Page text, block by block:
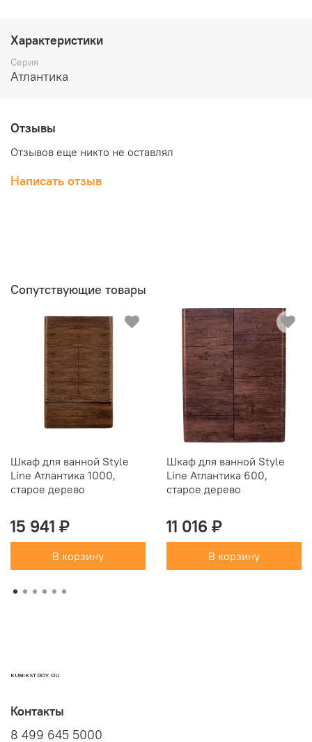
и ее достойное внутреннее наполнение, при этом
сочетании достоинств - цена остается доступной и
адекватной.
Характеристики
Серия
Атлантика
Отзывы
Отзывов еще никто не оставлял
Написать отзыв
Сопутствующие товары
Шкаф для ванной Style
Line Атлантика 1000,
старое дерево
15 941 ₽
В корзину
Шкаф для ванной Style
Line Атлантика 600,
старое дерево
11 016 ₽
В корзину
KUBIKSTROY.RU
Контакты
8 499 645 5000